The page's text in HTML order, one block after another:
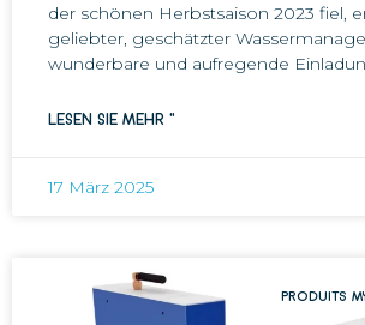
der schönen Herbstsaison 2023 fiel,
geliebter, geschätzter
wunderbare und aufregende
LESEN SIE MEHR "
17 März 2025
PRODUITS